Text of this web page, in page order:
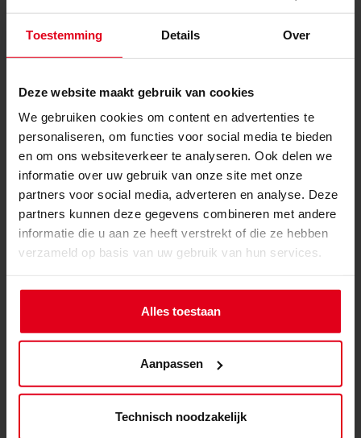
Toestemming Details Over
Deze website maakt gebruik van cookies
We gebruiken cookies om content en advertenties te
personaliseren, om functies voor social media te bieden
en om ons websiteverkeer te analyseren. Ook delen we
informatie over uw gebruik van onze site met onze
partners voor social media, adverteren en analyse. Deze
partners kunnen deze gegevens combineren met andere
informatie die u aan ze heeft verstrekt of die ze hebben
verzameld op basis van uw gebruik van hun services.
Alles toestaan
Aanpassen
Technisch noodzakelijk
Primaire kleur
Zwart
Materialen
Product-reviews expand_less
VOEG EEN BEOORDELING TOE
Nog geen beoordeling van dit product.